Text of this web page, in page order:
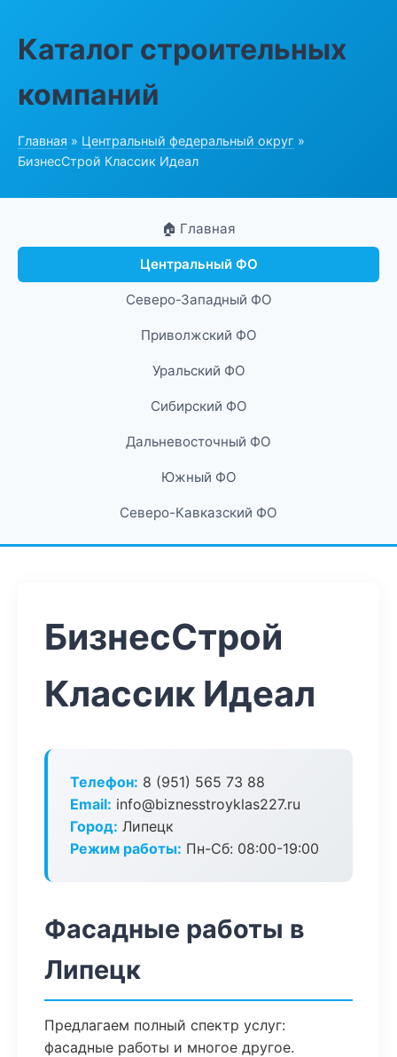
Каталог строительных
компаний
Главная » Центральный федеральный округ »
БизнесСтрой Классик Идеал
🏠 Главная
Центральный ФО
Северо-Западный ФО
Приволжский ФО
Уральский ФО
Сибирский ФО
Дальневосточный ФО
Южный ФО
Северо-Кавказский ФО
БизнесСтрой
Классик Идеал
Телефон: 8 (951) 565 73 88
Email: info@biznesstroyklas227.ru
Город: Липецк
Режим работы: Пн-Сб: 08:00-19:00
Фасадные работы в
Липецк
Предлагаем полный спектр услуг:
фасадные работы и многое другое.